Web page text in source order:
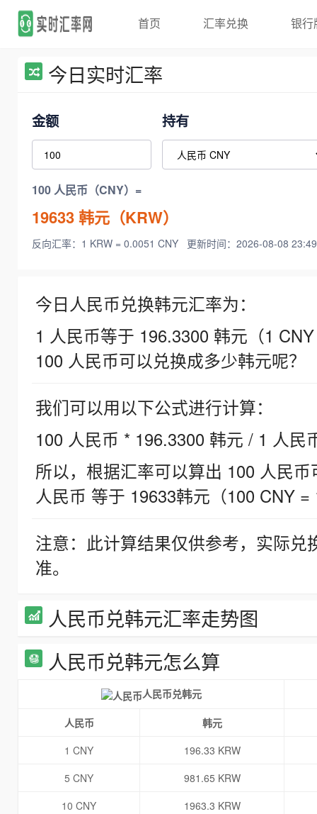
首页 汇率兑换 银行
今日实时汇率
金额 持有
100 人民币（CNY）=
19633韩元（KRW）
反向汇率：1 KRW = 0.0051 CNY 更新时间：2026-08-08
今日人民币兑换韩元汇率为：
1 人民币等于 196.3300 韩元（1
100 人民币可以兑换成多少韩元呢？
我们可以用以下公式进行计算：
100 人民币 * 196.3300 韩元 / 1 人民
所以，根据汇率可以算出 100 人民
人民币 等于 19633韩元（100 CNY =
注意：此计算结果仅供参考，实际
准。
人民币兑韩元汇率走势图
人民币兑韩元怎么算
人民币兑韩元
人民币
韩元
1 CNY
196.33 KRW
5 CNY
981.65 KRW
10 CNY
1963.3 KRW